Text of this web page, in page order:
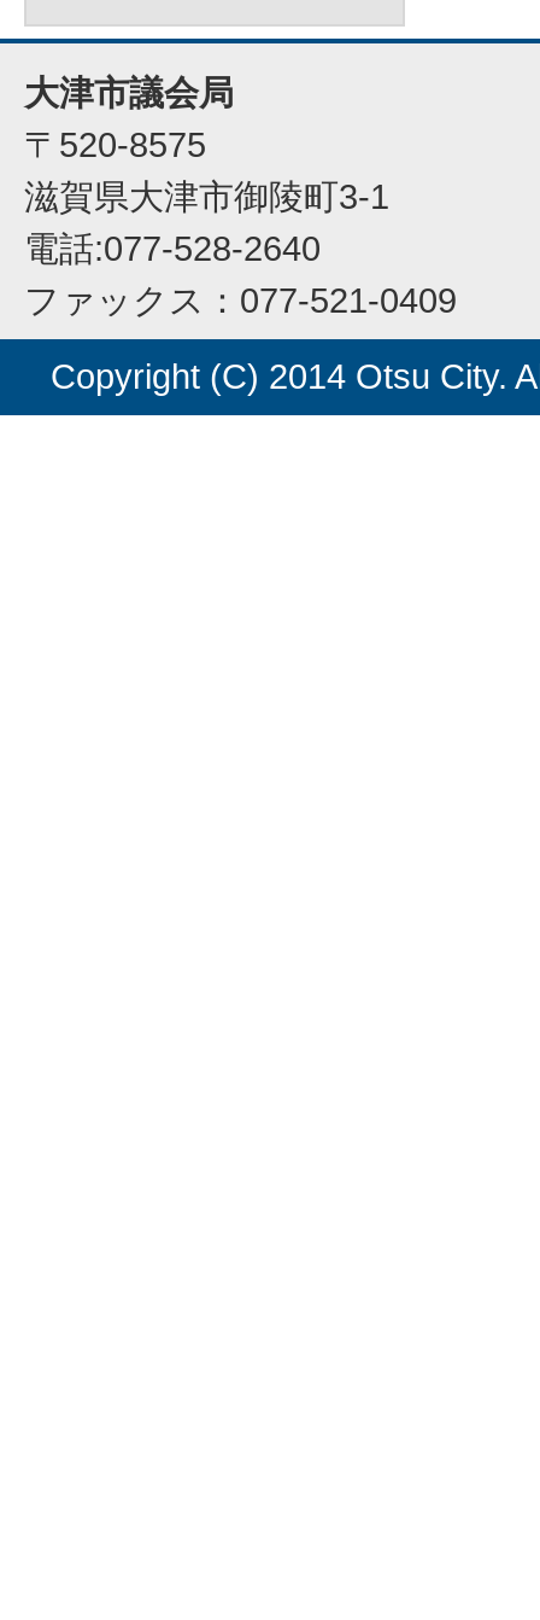
大津市議会局
〒520-8575
滋賀県大津市御陵町3-1
電話:077-528-2640
ファックス：077-521-0409
Copyright (C) 2014 Otsu City.